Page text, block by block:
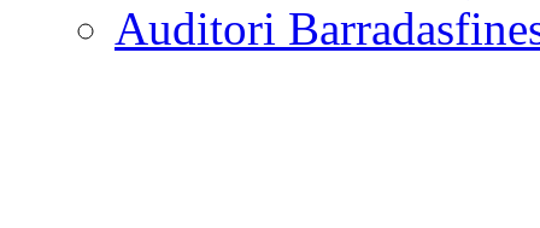
Auditori Barradas